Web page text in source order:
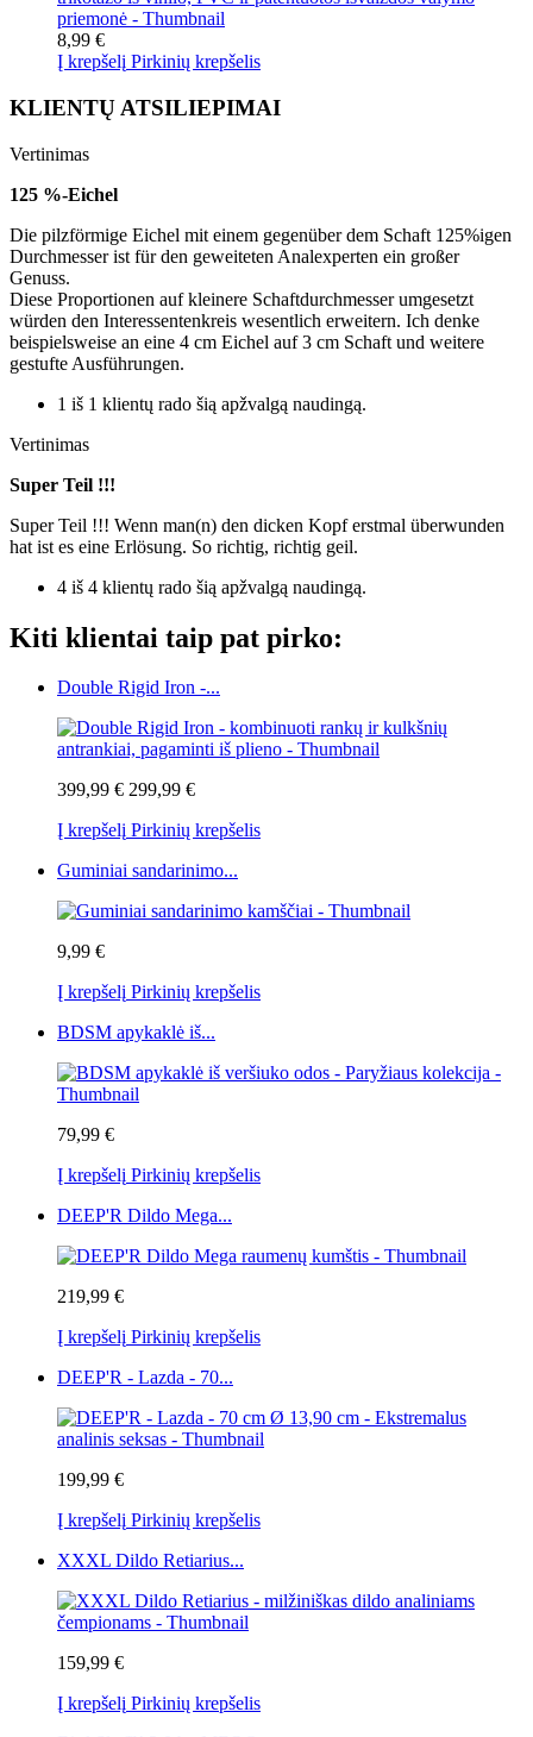
8,99 €
Į krepšelį Pirkinių krepšelis
KLIENTŲ ATSILIEPIMAI
Vertinimas
125 %-Eichel
Die pilzförmige Eichel mit einem gegenüber dem Schaft 125%igen
Durchmesser ist für den geweiteten Analexperten ein großer
Genuss.
Diese Proportionen auf kleinere Schaftdurchmesser umgesetzt
würden den Interessentenkreis wesentlich erweitern. Ich denke
beispielsweise an eine 4 cm Eichel auf 3 cm Schaft und weitere
gestufte Ausführungen.
1 iš 1 klientų rado šią apžvalgą naudingą.
Vertinimas
Super Teil !!!
Super Teil !!! Wenn man(n) den dicken Kopf erstmal überwunden
hat ist es eine Erlösung. So richtig, richtig geil.
4 iš 4 klientų rado šią apžvalgą naudingą.
Kiti klientai taip pat pirko:
Double Rigid Iron -...
399,99 € 299,99 €
Į krepšelį Pirkinių krepšelis
Guminiai sandarinimo...
9,99 €
Į krepšelį Pirkinių krepšelis
BDSM apykaklė iš...
79,99 €
Į krepšelį Pirkinių krepšelis
DEEP'R Dildo Mega...
219,99 €
Į krepšelį Pirkinių krepšelis
DEEP'R - Lazda - 70...
199,99 €
Į krepšelį Pirkinių krepšelis
XXXL Dildo Retiarius...
159,99 €
Į krepšelį Pirkinių krepšelis